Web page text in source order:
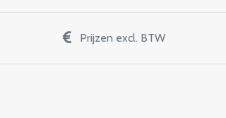
Prijzen excl. BTW